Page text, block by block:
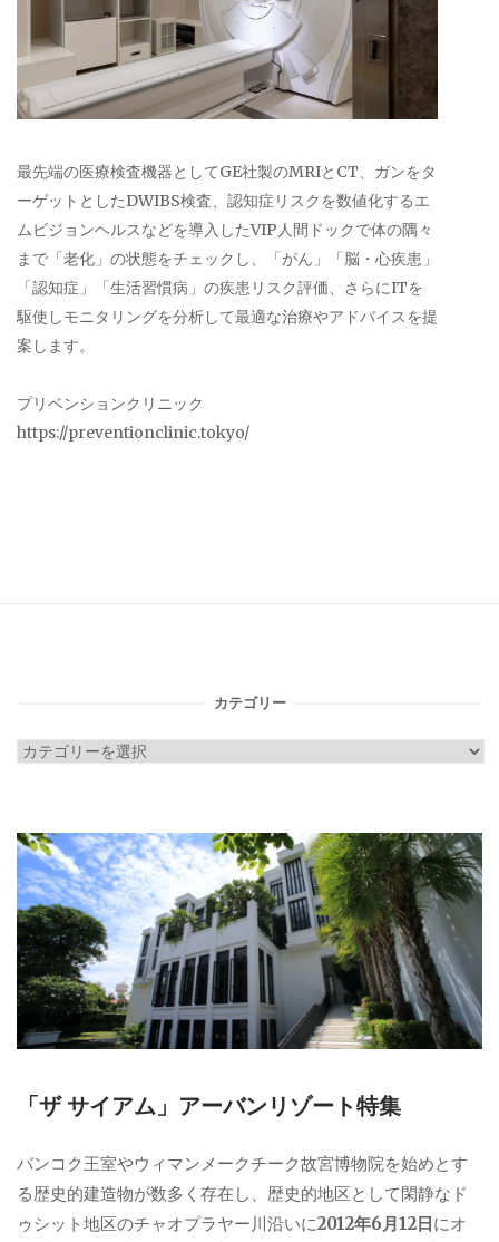
最先端の医療検査機器としてGE社製のMRIとCT、ガンをタ
ーゲットとしたDWIBS検査、認知症リスクを数値化するエ
ムビジョンヘルスなどを導入したVIP人間ドックで体の隅々
まで「老化」の状態をチェックし、「がん」「脳・心疾患」
「認知症」「生活習慣病」の疾患リスク評価、さらにITを
駆使しモニタリングを分析して最適な治療やアドバイスを提
案します。
プリベンションクリニック
https://preventionclinic.tokyo/
カテゴリー
カ
リ
ー
「ザ サイアム」アーバンリゾート特集
バンコク王室やウィマンメークチーク故宮博物院を始めとす
る歴史的建造物が数多く存在し、歴史的地区として閑静なド
ゥシット地区のチャオプラヤー川沿いに2012年6月12日 にオ